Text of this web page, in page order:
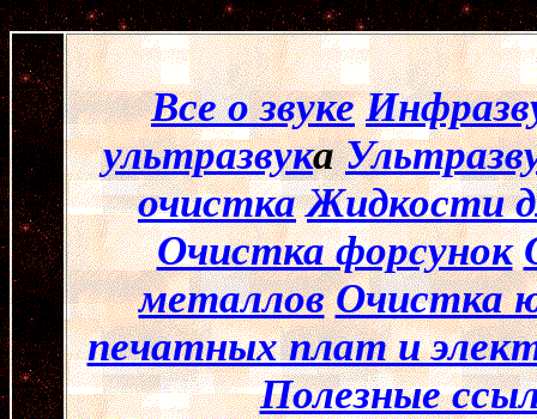
Все о звуке
ультразвука
очистка Жидкости
Очистка форсунок
металлов Очистка
печатных плат и
Полезные